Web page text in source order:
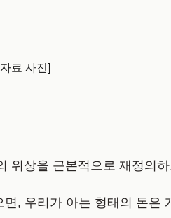
료 사진]
위상을 근본적으로 재정의
, 우리가 아는 형태의 돈은